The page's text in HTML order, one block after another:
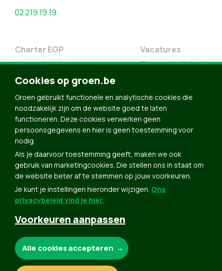
02 219 19 19
Charter EGP
Nieuwsbrief
Doe Mee
Contact
Groen in je buurt
Meldpunt
Vacatures
Toegankelijkheid
Word lid
Agenda
Bekijk kalender
Verleng je lidmaatschap
Programma oktober 2024
Programma juni 2024
Downloads
Webshop
Cookies op groen.be
Groen gebruikt functionele en analytische cookies die
noodzakelijk zijn om de website goed te laten
functioneren. Deze cookies verwerken geen
persoonsgegevens en hier is geen toestemming voor
nodig.
Als je daarvoor toestemming geeft, maken we ook
gebruik van marketingcookies. Die stellen ons in staat om
de website beter af te stemmen op jouw voorkeuren.
Je kunt je instellingen hieronder wijzigen. Ons
privacybeleid vind je hier.
Voorkeuren aanpassen
Alle cookies accepteren